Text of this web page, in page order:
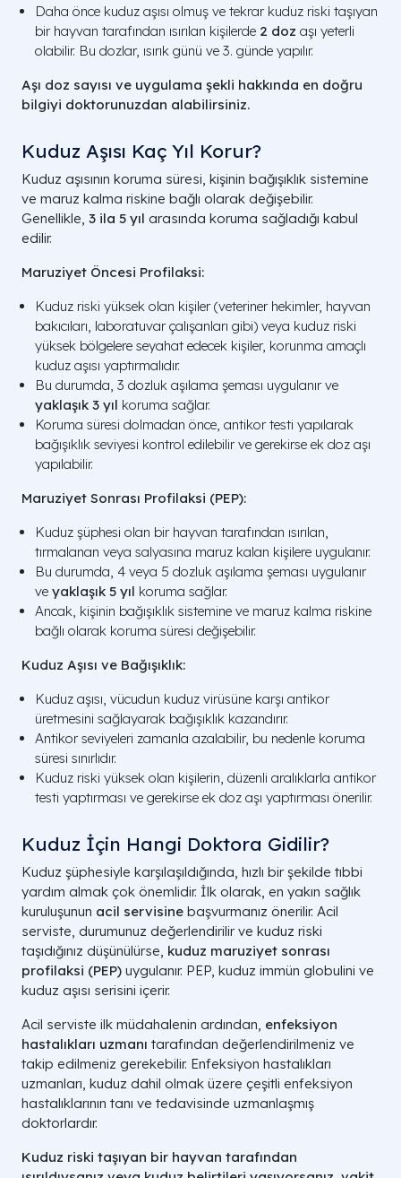
Daha önce kuduz aşısı olmuş ve tekrar kuduz riski taşıyan
bir hayvan tarafından ısırılan kişilerde 2 doz aşı yeterli
olabilir. Bu dozlar, ısırık günü ve 3. günde yapılır.
Aşı doz sayısı ve uygulama şekli hakkında en doğru
bilgiyi doktorunuzdan alabilirsiniz.
Kuduz Aşısı Kaç Yıl Korur​?
Kuduz aşısının koruma süresi, kişinin bağışıklık sistemine
ve maruz kalma riskine bağlı olarak değişebilir.
Genellikle, 3 ila 5 yıl arasında koruma sağladığı kabul
edilir.
Maruziyet Öncesi Profilaksi:
Kuduz riski yüksek olan kişiler (veteriner hekimler, hayvan
bakıcıları, laboratuvar çalışanları gibi) veya kuduz riski
yüksek bölgelere seyahat edecek kişiler, korunma amaçlı
kuduz aşısı yaptırmalıdır.
Bu durumda, 3 dozluk aşılama şeması uygulanır ve
yaklaşık 3 yıl koruma sağlar.
Koruma süresi dolmadan önce, antikor testi yapılarak
bağışıklık seviyesi kontrol edilebilir ve gerekirse ek doz aşı
yapılabilir.
Maruziyet Sonrası Profilaksi (PEP):
Kuduz şüphesi olan bir hayvan tarafından ısırılan,
tırmalanan veya salyasına maruz kalan kişilere uygulanır.
Bu durumda, 4 veya 5 dozluk aşılama şeması uygulanır
ve yaklaşık 5 yıl koruma sağlar.
Ancak, kişinin bağışıklık sistemine ve maruz kalma riskine
bağlı olarak koruma süresi değişebilir.
Kuduz Aşısı ve Bağışıklık:
Kuduz aşısı, vücudun kuduz virüsüne karşı antikor
üretmesini sağlayarak bağışıklık kazandırır.
Antikor seviyeleri zamanla azalabilir, bu nedenle koruma
süresi sınırlıdır.
Kuduz riski yüksek olan kişilerin, düzenli aralıklarla antikor
testi yaptırması ve gerekirse ek doz aşı yaptırması önerilir.
Kuduz İçin Hangi Doktora Gidilir?
Kuduz şüphesiyle karşılaşıldığında, hızlı bir şekilde tıbbi
yardım almak çok önemlidir. İlk olarak, en yakın sağlık
kuruluşunun acil servisine başvurmanız önerilir. Acil
serviste, durumunuz değerlendirilir ve kuduz riski
taşıdığınız düşünülürse, kuduz maruziyet sonrası
profilaksi (PEP) uygulanır. PEP, kuduz immün globulini ve
kuduz aşısı serisini içerir.
Acil serviste ilk müdahalenin ardından, enfeksiyon
hastalıkları uzmanı tarafından değerlendirilmeniz ve
takip edilmeniz gerekebilir. Enfeksiyon hastalıkları
uzmanları, kuduz dahil olmak üzere çeşitli enfeksiyon
hastalıklarının tanı ve tedavisinde uzmanlaşmış
doktorlardır.
Kuduz riski taşıyan bir hayvan tarafından